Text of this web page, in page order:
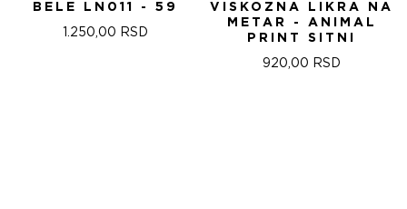
BELE LN011 - 59
1.250,00 RSD
VISKOZNA LIKRA NA
METAR - ANIMAL
PRINT SITNI
920,00 RSD